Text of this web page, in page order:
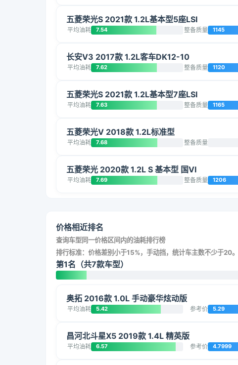
五菱荣光S 2021款 1.2L基本型5座LSI
平均油耗 7.54 整备质量 1145
长安V3 2017款 1.2L客车DK12-10
平均油耗 7.62 整备质量 1120
五菱荣光S 2021款 1.2L基本型7座LSI
平均油耗 7.63 整备质量 1165
五菱荣光V 2018款 1.2L标准型
平均油耗 7.68 整备质量
五菱荣光 2020款 1.2L S 基本型 国VI
平均油耗 7.69 整备质量 1206
价格相近排名
查询车型同一价格区间内的油耗排行榜
排行标准：价格差别小于15%，手动挡，统计车主数不少于20。
第1名（共7款车型）
奥拓 2016款 1.0L 手动豪华炫动版
平均油耗 5.42 参考价 5.29
昌河北斗星X5 2019款 1.4L 精英版
平均油耗 6.57 参考价 4.7999